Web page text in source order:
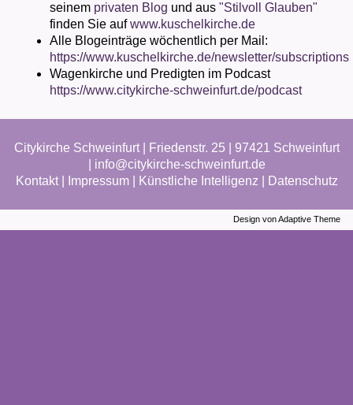
seinem privaten Blog und aus "Stilvoll Glauben"
finden Sie aufwww.kuschelkirche.de
Alle Blogeinträge wöchentlich per Mail:
https://www.kuschelkirche.de/newsletter/subscriptions
Wagenkirche und Predigten im Podcast
https://www.citykirche-schweinfurt.de/podcast
Citykirche Schweinfurt | Friedenstr. 25 | 97421 Schweinfurt
info@citykirche-schweinfurt.de
Kontakt
Impressum Künstliche Intelligenz Datenschutz
Design von Adaptive Theme